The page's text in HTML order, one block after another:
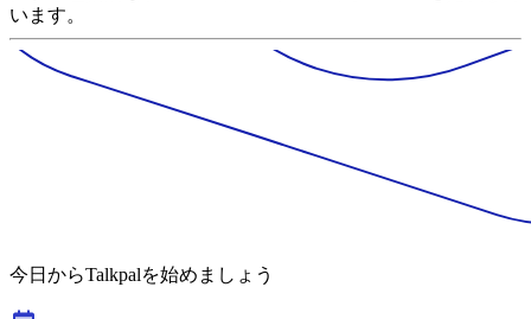
います。
今日からTalkpalを始めましょう